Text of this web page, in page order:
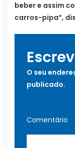
beber e assim
carros-pipa”,
O seu
publicado.
Comentário